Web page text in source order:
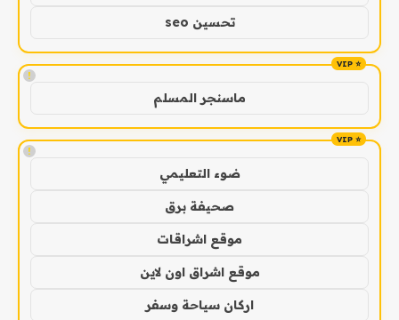
تحسين seo
!
ماسنجر المسلم
!
ضوء التعليمي
صحيفة برق
موقع اشراقات
موقع اشراق اون لاين
اركان سياحة وسفر